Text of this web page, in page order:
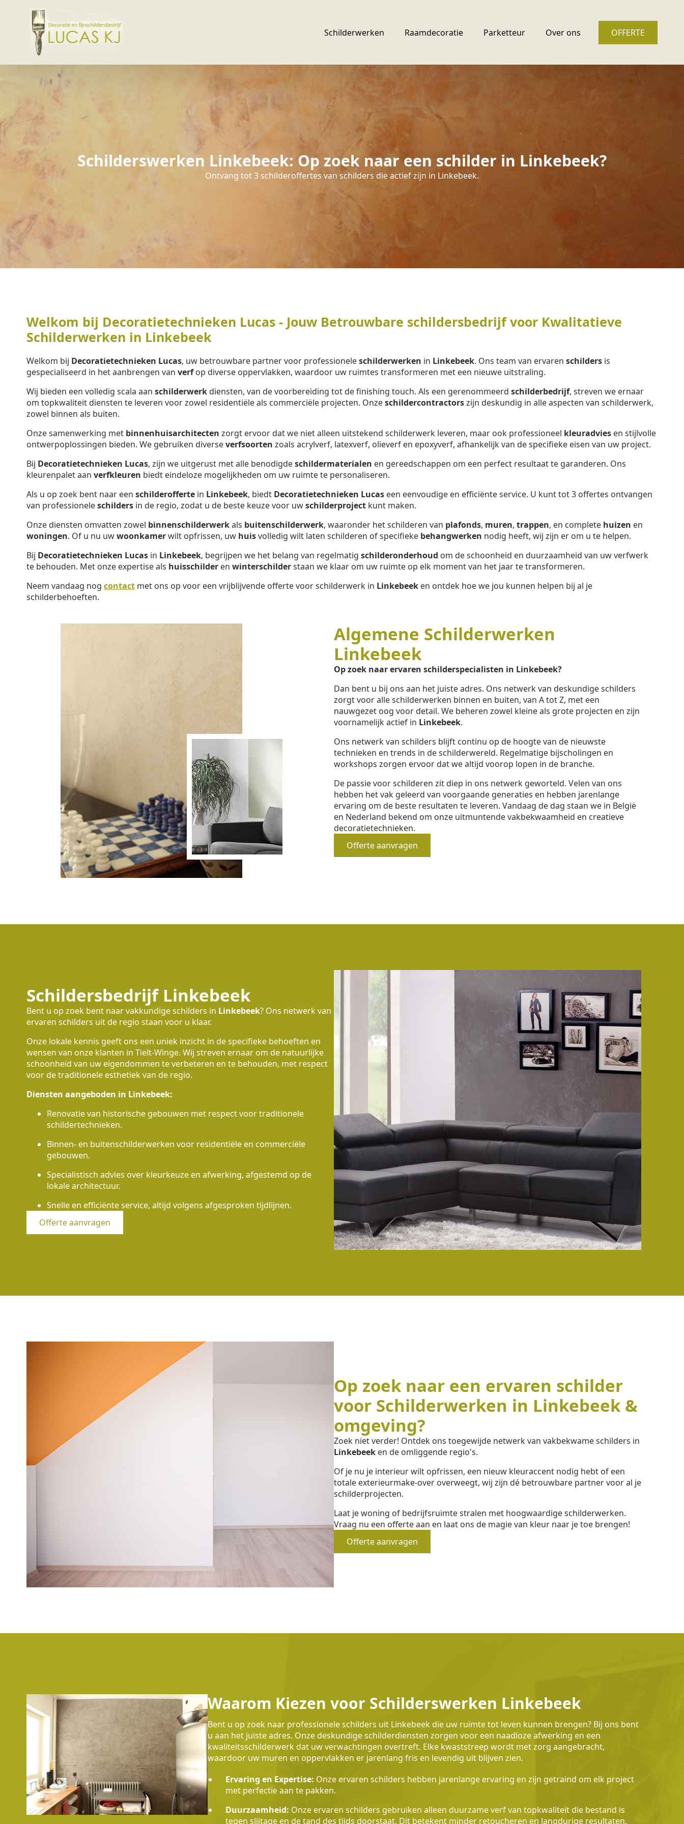
Schilderwerken Raamdecoratie Parketteur Over ons OFFERTE
Schilderswerken Linkebeek: Op zoek naar een schilder in Linkebeek?
Ontvang tot 3 schilderoffertes van schilders die actief zijn in Linkebeek.
Welkom bij Decoratietechnieken Lucas - Jouw Betrouwbare schildersbedrijf voor Kwalitatieve
Schilderwerken in Linkebeek
Welkom bij Decoratietechnieken Lucas, uw betrouwbare partner voor professioneleschilderwerken in Linkebeek. Ons team van ervaren schilders is
gespecialiseerd in het aanbrengen van verfop diverse oppervlakken, waardoor uw ruimtes transformeren met een nieuwe uitstraling.
Wij bieden een volledig scala aan schilderwerk diensten, van de voorbereiding tot de finishing touch. Als een gerenommeerd schilderbedrijf, streven we ernaar
om topkwaliteit diensten te leveren voor zowel residentiële als commerciële projecten. Onzeschildercontractorszijn deskundig in alle aspecten van schilderwerk,
zowel binnen als buiten.
Onze samenwerking met binnenhuisarchitecten zorgt ervoor dat we niet alleen uitstekend schilderwerk leveren, maar ook professioneel kleuradvies en stijlvolle
ontwerpoplossingen bieden. We gebruiken diverseverfsoorten zoals acrylverf, latexverf, olieverf en epoxyverf, afhankelijk van de specifieke eisen van uw project.
Bij Decoratietechnieken Lucas, zijn we uitgerust met alle benodigdeschildermaterialen en gereedschappen om een perfect resultaat te garanderen. Ons
kleurenpalet aan verfkleuren biedt eindeloze mogelijkheden om uw ruimte te personaliseren.
Als u op zoek bent naar een schilderofferte in Linkebeek, biedt Decoratietechnieken Lucas een eenvoudige en efficiënte service. U kunt tot 3 offertes ontvangen
van professioneleschilders in de regio, zodat u de beste keuze voor uwschilderproject kunt maken.
Onze diensten omvatten zowel binnenschilderwerkals buitenschilderwerk, waaronder het schilderen van plafonds, muren, trappen, en complete huizen en
woningen. Of u nu uwwoonkamerwilt opfrissen, uw huisvolledig wilt laten schilderen of specifieke behangwerken nodig heeft, wij zijn er om u te helpen.
Bij Decoratietechnieken Lucas in Linkebeek, begrijpen we het belang van regelmatig schilderonderhoud om de schoonheid en duurzaamheid van uw verfwerk
te behouden. Met onze expertise als huisschilder en winterschilderstaan we klaar om uw ruimte op elk moment van het jaar te transformeren.
Neem vandaag nog contact met ons op voor een vrijblijvende offerte voor schilderwerk in Linkebeek en ontdek hoe we jou kunnen helpen bij al je
schilderbehoeften.
Algemene Schilderwerken
Linkebeek
Op zoek naar ervaren schilderspecialisten in Linkebeek?
Dan bent u bij ons aan het juiste adres. Ons netwerk van deskundige schilders
zorgt voor alle schilderwerken binnen en buiten, van A tot Z, met een
nauwgezet oog voor detail. We beheren zowel kleine als grote projecten en zijn
voornamelijk actief in Linkebeek.
Ons netwerk van schilders blijft continu op de hoogte van de nieuwste
technieken en trends in de schilderwereld. Regelmatige bijscholingen en
workshops zorgen ervoor dat we altijd voorop lopen in de branche.
De passie voor schilderen zit diep in ons netwerk geworteld. Velen van ons
hebben het vak geleerd van voorgaande generaties en hebben jarenlange
ervaring om de beste resultaten te leveren. Vandaag de dag staan we in België
en Nederland bekend om onze uitmuntende vakbekwaamheid en creatieve
decoratietechnieken.
Offerte aanvragen
Schildersbedrijf Linkebeek
Bent u op zoek bent naar vakkundige schilders in Linkebeek? Ons netwerk van
ervaren schilders uit de regio staan voor u klaar.
Onze lokale kennis geeft ons een uniek inzicht in de specifieke behoeften en
wensen van onze klanten in Tielt-Winge. Wij streven ernaar om de natuurlijke
schoonheid van uw eigendommen te verbeteren en te behouden, met respect
voor de traditionele esthetiek van de regio.
Diensten aangeboden in Linkebeek:
Renovatie van historische gebouwen met respect voor traditionele
schildertechnieken.
Binnen- en buitenschilderwerken voor residentiële en commerciële
gebouwen.
Specialistisch advies over kleurkeuze en afwerking, afgestemd op de
lokale architectuur.
Snelle en efficiënte service, altijd volgens afgesproken tijdlijnen.
Offerte aanvragen
Op zoek naar een ervaren schilder
voor Schilderwerken in Linkebeek &
omgeving?
Zoek niet verder! Ontdek ons toegewijde netwerk van vakbekwame schilders in
Linkebeek en de omliggende regio's.
Of je nu je interieur wilt opfrissen, een nieuw kleuraccent nodig hebt of een
totale exterieurmake-over overweegt, wij zijn dé betrouwbare partner voor al je
schilderprojecten.
Laat je woning of bedrijfsruimte stralen met hoogwaardige schilderwerken.
Vraag nu een offerte aan en laat ons de magie van kleur naar je toe brengen!
Offerte aanvragen
Waarom Kiezen voor Schilderswerken Linkebeek
Bent u op zoek naar professionele schilders uit Linkebeek die uw ruimte tot leven kunnen brengen? Bij ons bent
u aan het juiste adres. Onze deskundige schilderdiensten zorgen voor een naadloze afwerking en een
kwaliteitsschilderwerk dat uw verwachtingen overtreft. Elke kwaststreep wordt met zorg aangebracht,
waardoor uw muren en oppervlakken er jarenlang fris en levendig uit blijven zien.
Ervaring en Expertise: Onze ervaren schilders hebben jarenlange ervaring en zijn getraind om elk project
met perfectie aan te pakken.
Duurzaamheid: Onze ervaren schilders gebruiken alleen duurzame verf van topkwaliteit die bestand is
tegen slijtage en de tand des tijds doorstaat. Dit betekent minder retoucheren en langdurige resultaten.